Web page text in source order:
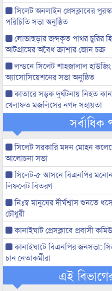
সিলেট অনলাইন প্রেসক্লাবের
পরিচিতি সভা অনুষ্ঠিত
লোভাছড়ার জব্দকৃত পাথর চুরির
আটগ্রামের অবৈধ ক্রাশার জোন চক্র
লন্ডনে সিলেট শাহজালাল
অ্যাসোসিয়েশনের সভা অনুষ্ঠিত
কাতারে সড়ক দুর্ঘটনায় নিহত
খেলাফত মজলিসের নগদ সহায়তা
সিলেট সরকারি মদন মোহন
আলোচনা সভা
সিলেট-৫ আসনে বিএনপির
লিফলেট বিতরণ
নিঃস্ব মানুষের দীর্ঘশ্বাস শুনতে
চৌধুরী
কানাইঘাট প্রেসক্লাবে প্রবাসী
কানাইঘাটে বিএনপির জনসভা:
চান নেতাকর্মীরা
এই